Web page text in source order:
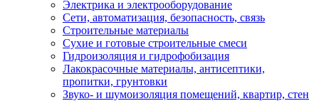
Электрика и электрооборудование
Сети, автоматизация, безопасность, связь
Строительные материалы
Сухие и готовые строительные смеси
Гидроизоляция и гидрофобизация
Лакокрасочные материалы, антисептики,
пропитки, грунтовки
Звуко- и шумоизоляция помещений, квартир, стен